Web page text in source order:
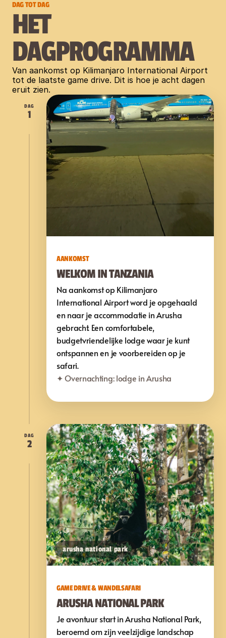
DAG TOT DAG
HET
DAGPROGRAMMA
Van aankomst op Kilimanjaro International Airport
tot de laatste game drive. Dit is hoe je acht dagen
eruit zien.
DAG
1
AANKOMST
WELKOM IN TANZANIA
Na aankomst op Kilimanjaro
International Airport word je opgehaald
en naar je accommodatie in Arusha
gebracht. Een comfortabele,
budgetvriendelijke lodge waar je kunt
ontspannen en je voorbereiden op je
safari.
✦ Overnachting: lodge in Arusha
DAG
2
arusha national park
GAME DRIVE & WANDELSAFARI
ARUSHA NATIONAL PARK
Je avontuur start in Arusha National Park,
beroemd om zijn veelzijdige landschap